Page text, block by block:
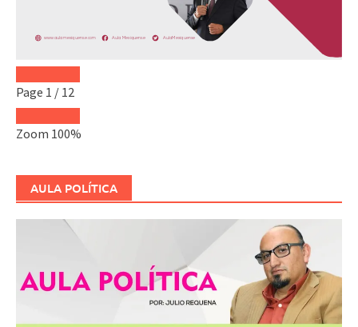
Page 1 / 12
Zoom 100%
AULA POLÍTICA